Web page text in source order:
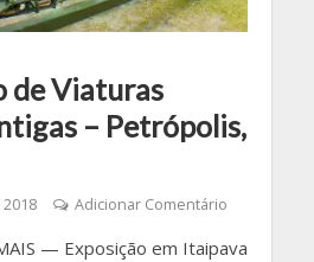
de Viaturas
– Petrópolis,
Adicionar Comentário
— Exposição em Itaipava